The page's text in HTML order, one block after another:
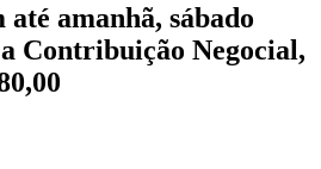
amanhã, sábado
Contribuição Negocial,